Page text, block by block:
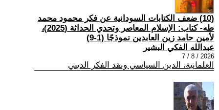
(10) ضعف الكتابات السودانية عن فكر محمود محمد
طه- كتاب: الإسلام المعاصر وتحدي الحداثة (2025)،
لأمين حامد زين العابدين نموذجًا (1-9)
عبدالله الفكي البشير
2026 / 8 / 7
العلمانية، الدين السياسي ونقد الفكر الديني